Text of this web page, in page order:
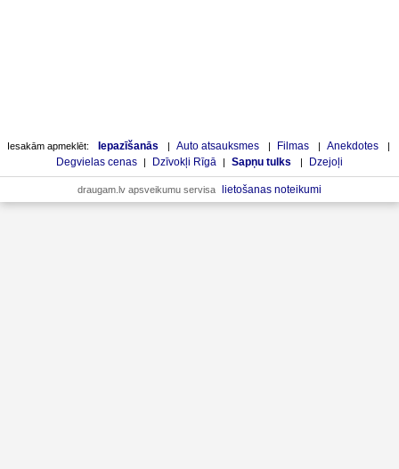
Iesakām apmeklēt: Iepazīšanās | Auto atsauksmes | Filmas | Anekdotes |
Degvielas cenas | Dzīvokļi Rīgā | Sapņu tulks | Dzejoļi
draugam.lv apsveikumu servisa lietošanas noteikumi